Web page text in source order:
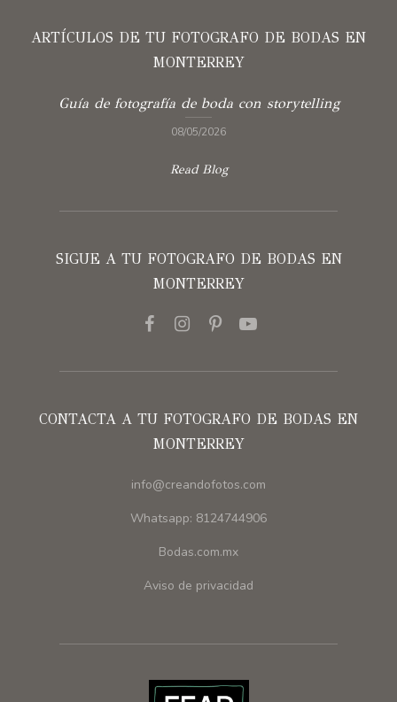
ARTÍCULOS DE TU FOTOGRAFO DE BODAS EN
MONTERREY
Guía de fotografía de boda con storytelling
08/05/2026
Read Blog
SIGUE A TU FOTOGRAFO DE BODAS EN
MONTERREY
CONTACTA A TU FOTOGRAFO DE BODAS EN
MONTERREY
info@creandofotos.com
Whatsapp: 8124744906
Bodas.com.mx
Aviso de privacidad